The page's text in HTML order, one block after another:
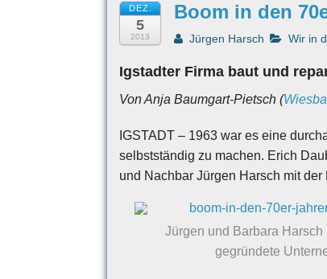
DEZ.
5
2013
Boom in den
Jürgen Harsch Wir in
Igstadter Firma baut und
Von Anja Baumgart-Pietsch (
IGSTADT – 1963 war es eine
selbstständig zu machen. Erich
und Nachbar Jürgen Harsch mit
Jürgen und Barbara
gegründete